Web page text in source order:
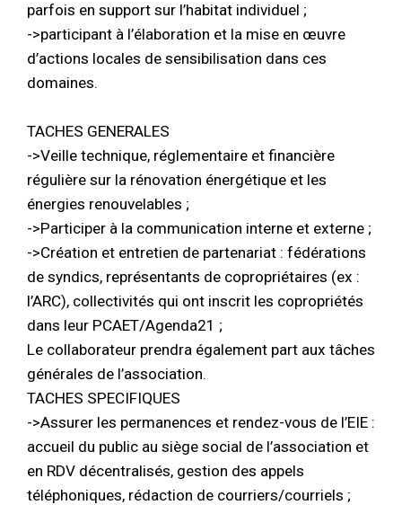
parfois en support sur l’habitat individuel ;
->participant à l’élaboration et la mise en œuvre
d’actions locales de sensibilisation dans ces
domaines.
TACHES GENERALES
->Veille technique, réglementaire et financière
régulière sur la rénovation énergétique et les
énergies renouvelables ;
->Participer à la communication interne et externe ;
->Création et entretien de partenariat : fédérations
de syndics, représentants de copropriétaires (ex :
l’ARC), collectivités qui ont inscrit les copropriétés
dans leur PCAET/Agenda21 ;
Le collaborateur prendra également part aux tâches
générales de l’association.
TACHES SPECIFIQUES
->Assurer les permanences et rendez-vous de l’EIE :
accueil du public au siège social de l’association et
en RDV décentralisés, gestion des appels
téléphoniques, rédaction de courriers/courriels ;